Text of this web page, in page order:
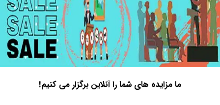
ما مزایده های شما را آنلاین برگزار می کنیم!